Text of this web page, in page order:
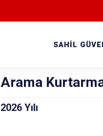
SAHİL
Arama
2026 Yılı